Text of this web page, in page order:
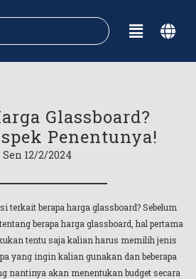
Glassboard?
Penentunya!
Sen 12/2/2024
terkait berapa harga glassboard? Sebelum
berapa harga glassboard, hal pertama
tentu saja kalian harus memilih jenis
yang ingin kalian gunakan dan beberapa
nantinya akan menentukan budget secara